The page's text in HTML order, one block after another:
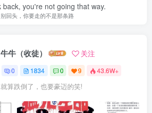
back, you're not going that way.
别回头，你要走的不是那条路
牛牛（收徒） 关注
0 1834 0 9 43.6W+
就算跌倒了，也要豪迈的笑!